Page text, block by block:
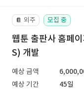
📔 외주 모집 중
웹툰 출판사 홈페
S) 개발
예상 금액
예상 기간
45일